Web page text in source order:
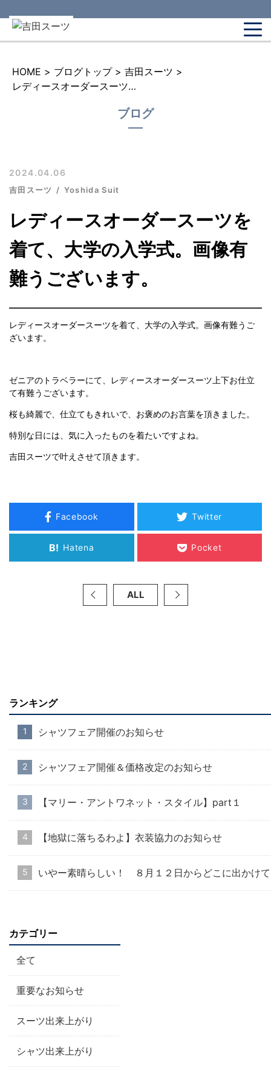
HOME > ブログトップ > 吉田スーツ >
レディースオーダースーツを着て、大学の入学式。画像有難うございます。
ブログ
2024.04.06
吉田スーツ Yoshida Suit
レディースオーダースーツを
着て、大学の入学式。画像有
難うございます。
レディースオーダースーツを着て、大学の入学式。画像有難うご
ざいます。
ゼニアのトラベラーにて、レディースオーダースーツ上下お仕立
て有難うございます。
桜も綺麗で、仕立てもきれいで、お褒めのお言葉を頂きました。
特別な日には、気に入ったものを着たいですよね。
吉田スーツで叶えさせて頂きます。
Facebook Twitter
B! Hatena Pocket
ALL
ランキング
シャツフェア開催のお知らせ
シャツフェア開催＆価格改定のお知らせ
【マリー・アントワネット・スタイル】part１
【地獄に落ちるわよ】衣装協力のお知らせ
いやー素晴らしい！ ８月１２日からどこに出かけ
カテゴリー
全て
重要なお知らせ
スーツ出来上がり
シャツ出来上がり